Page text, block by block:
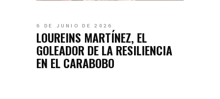
6 DE JUNIO DE 2026
LOUREINS MARTÍNEZ, EL
GOLEADOR DE LA RESILIENCIA
EN EL CARABOBO